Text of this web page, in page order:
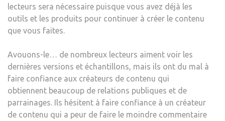
lecteurs sera nécessaire puisque vous avez déjà les
outils et les produits pour continuer à créer le contenu
que vous faites.
Avouons-le… de nombreux lecteurs aiment voir les
dernières versions et échantillons, mais ils ont du mal à
faire confiance aux créateurs de contenu qui
obtiennent beaucoup de relations publiques et de
parrainages. Ils hésitent à faire confiance à un créateur
de contenu qui a peur de faire le moindre commentaire